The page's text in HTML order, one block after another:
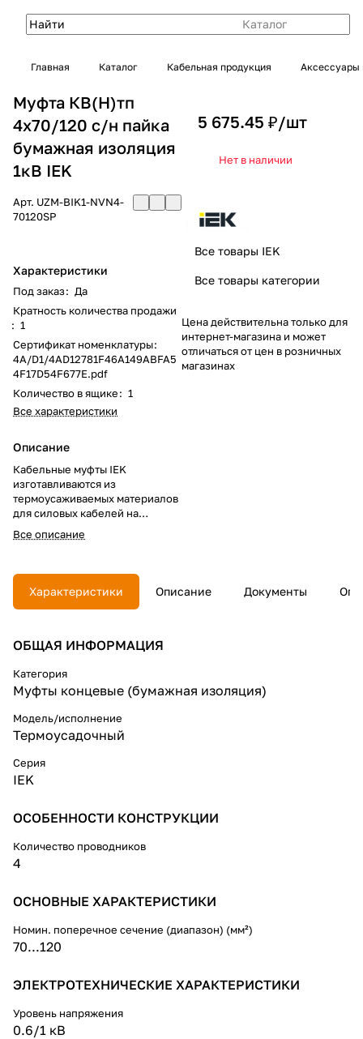
Каталог
Главная Каталог Кабельная продукция Аксессуары
Муфта КВ(Н)тп
4х70/120 с/н пайка
бумажная изоляция
1кВ IEK
Арт. UZM-BIK1-NVN4-
70120SP
Характеристики
Под заказ: Да
Кратность количества продажи
: 1
Сертификат номенклатуры:
4A/D1/4AD12781F46A149ABFA5
4F17D54F677E.pdf
Количество в ящике: 1
Все характеристики
Описание
Кабельные муфты IEK
изготавливаются из
термоусаживаемых материалов
для силовых кабелей на
напряжение до 1 кВ с
различными типами защитного
широкого диапазона сечений
токопроводящих жил.
внутренней и наружной
присоединения потребителей к
электросети с помощью
трехжильных и
четырехжильных
бронированных и
небронированных кабелей с
бумажной изоляцией на
напряжение до 1 кВ
монтажа на кабелях типа ААГ-1,
ААШ-1, ААБ-1, ААП-1, ААБШ-1,
модификаций.
Все описание
5 675.45 ₽/шт
Нет в наличии
Все товары IEK
Все товары категории
Цена действительна только для
интернет-магазина и может
отличаться от цен в розничных
магазинах
Характеристики Описание Документы
ОБЩАЯ ИНФОРМАЦИЯ
Категория
Муфты концевые (бумажная изоляция)
Модель/исполнение
Термоусадочный
Серия
IEK
ОСОБЕННОСТИ КОНСТРУКЦИИ
Количество проводников
4
ОСНОВНЫЕ ХАРАКТЕРИСТИКИ
Номин. поперечное сечение (диапазон) (мм²)
70...120
ЭЛЕКТРОТЕХНИЧЕСКИЕ ХАРАКТЕРИСТИКИ
Уровень напряжения
0.6/1 кВ